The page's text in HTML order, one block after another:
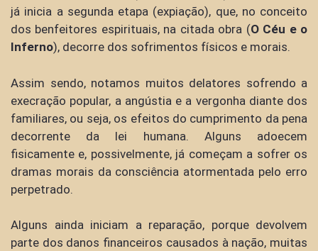
já inicia a segunda etapa (expiação), que, no conceito
dos benfeitores espirituais, na citada obra (O Céu e o
Inferno), decorre dos sofrimentos físicos e morais.
Assim sendo, notamos muitos delatores sofrendo a
execração popular, a angústia e a vergonha diante dos
familiares, ou seja, os efeitos do cumprimento da pena
decorrente da lei humana. Alguns adoecem
fisicamente e, possivelmente, já começam a sofrer os
dramas morais da consciência atormentada pelo erro
perpetrado.
Alguns ainda iniciam a reparação, porque devolvem
parte dos danos financeiros causados à nação, muitas